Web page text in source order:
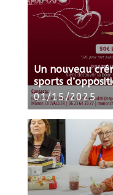
Un nouveau
sports
01/15/2025